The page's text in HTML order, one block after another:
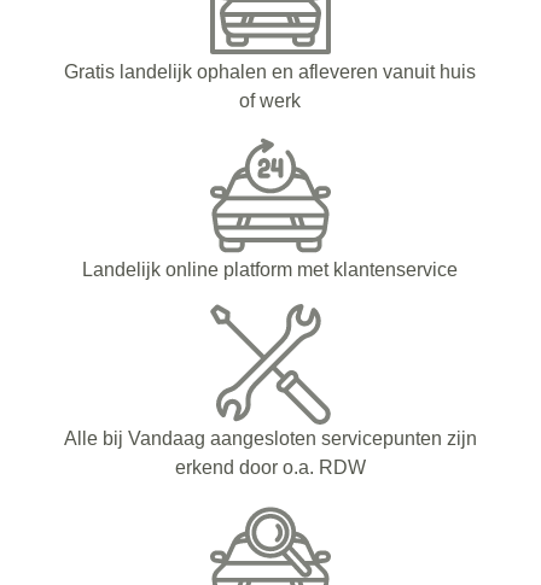
Gratis landelijk ophalen en afleveren vanuit huis
of werk
Landelijk online platform met klantenservice
Alle bij Vandaag aangesloten servicepunten zijn
erkend door o.a. RDW